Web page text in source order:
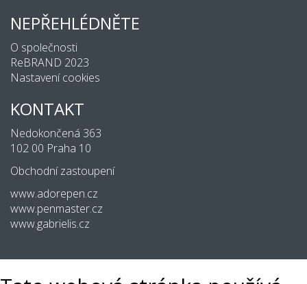
NEPŘEHLÉDNĚTE
O společnosti
ReBRAND 2023
Nastavení cookies
KONTAKT
Nedokončená 363
102 00 Praha 10
Obchodní zastoupení
www.adorepen.cz
www.penmaster.cz
www.gabrielis.cz